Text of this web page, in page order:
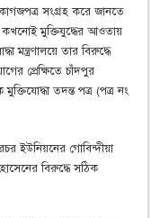
সংগ্রহ করে জানতে
কখনোই মুক্তিযুদ্ধের আওতায়
মন্ত্রণালয়ে তার বিরুদ্ধে
প্রেক্ষিতে চাঁদপুর
তদন্ত পত্র (পত্র নং
ইউনিয়নের গোবিন্দীয়া
বিরুদ্ধে সঠিক